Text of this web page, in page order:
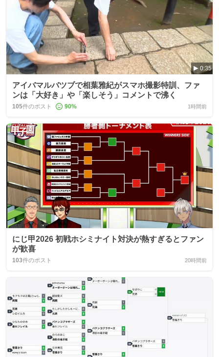
0:35
アイバマルバツブで相葉雅紀がスマホ撮影特訓、ファ
ンは「大好き」や「楽しそう」コメントで沸く
105件のポスト 90% 1時間前
にじ甲2026 初戦ホシミナイト対決が熱すぎるとファン
が歓喜
103件のポスト 20時間前